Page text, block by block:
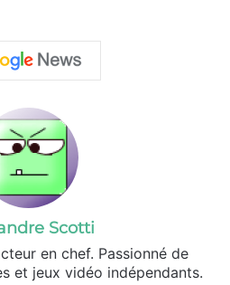
Scotti
en chef. Passionné de
et jeux vidéo indépendants.